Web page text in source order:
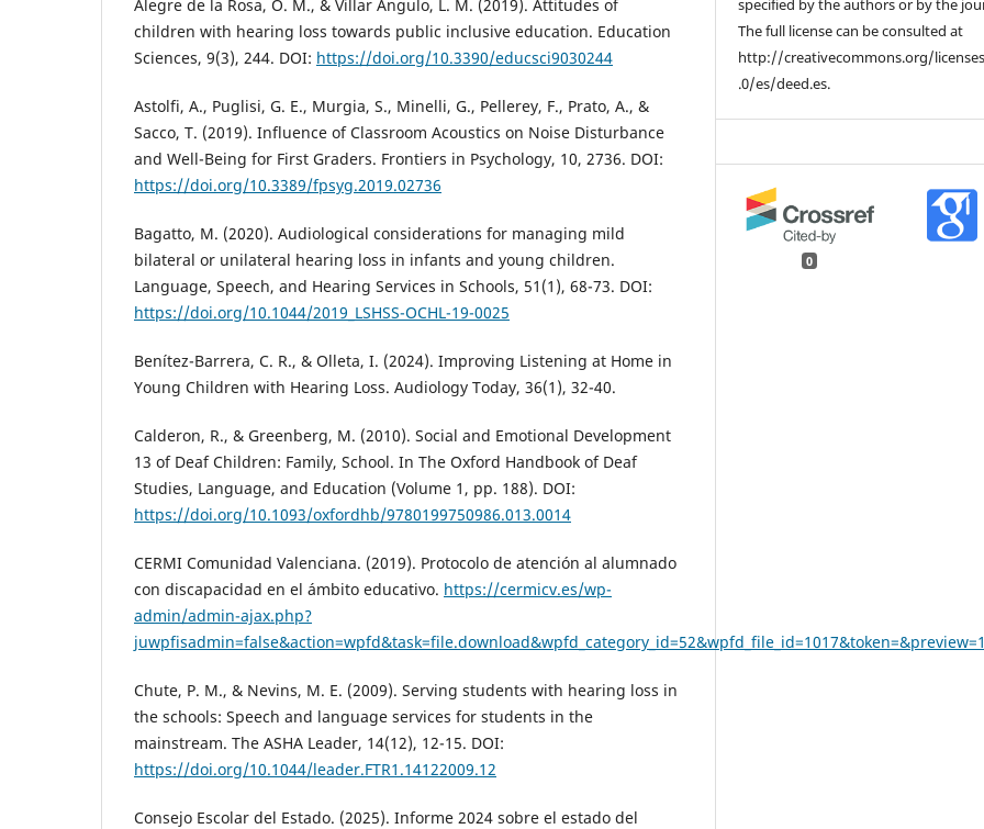
Alegre de la Rosa, O. M., & Villar Angulo, L. M. (2019). Attitudes of
children with hearing loss towards public inclusive education. Education
Sciences, 9(3), 244. DOI: https://doi.org/10.3390/educsci9030244
Astolfi, A., Puglisi, G. E., Murgia, S., Minelli, G., Pellerey, F., Prato, A., &
Sacco, T. (2019). Influence of Classroom Acoustics on Noise Disturbance
and Well-Being for First Graders. Frontiers in Psychology, 10, 2736. DOI:
https://doi.org/10.3389/fpsyg.2019.02736
Bagatto, M. (2020). Audiological considerations for managing mild
bilateral or unilateral hearing loss in infants and young children.
Language, Speech, and Hearing Services in Schools, 51(1), 68-73. DOI:
https://doi.org/10.1044/2019_LSHSS-OCHL-19-0025
Benítez-Barrera, C. R., & Olleta, I. (2024). Improving Listening at Home in
Young Children with Hearing Loss. Audiology Today, 36(1), 32-40.
Calderon, R., & Greenberg, M. (2010). Social and Emotional Development
13 of Deaf Children: Family, School. In The Oxford Handbook of Deaf
Studies, Language, and Education (Volume 1, pp. 188). DOI:
https://doi.org/10.1093/oxfordhb/9780199750986.013.0014
CERMI Comunidad Valenciana. (2019). Protocolo de atención al alumnado
con discapacidad en el ámbito educativo. https://cermicv.es/wp-
admin/admin-ajax.php?
juwpfisadmin=false&action=wpfd&task=file.download&wpfd_category_id=52&wpfd_file_id=1017&token=&preview=1
Chute, P. M., & Nevins, M. E. (2009). Serving students with hearing loss in
the schools: Speech and language services for students in the
mainstream. The ASHA Leader, 14(12), 12-15. DOI:
https://doi.org/10.1044/leader.FTR1.14122009.12
Consejo Escolar del Estado. (2025). Informe 2024 sobre el estado del
specified by the authors or by the
The full license can be consulted at
http://creativecommons.org/
.0/es/deed.es.
0